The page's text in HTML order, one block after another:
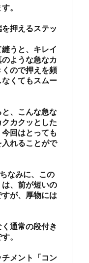
。
押えるステッ
うと、キレイ
ような急なカ
ので押えを頻
くてもスムー
、こんな急な
カクッとした
回はとっても
れることがで
ちなみに、この
は、前が短いの
が、厚物には
通常の段付き
。
メント「コン